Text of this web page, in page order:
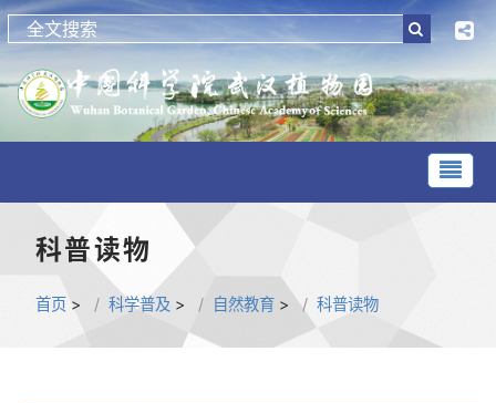
科普读物
首页 > 科学普及 > 自然教育 > 科普读物